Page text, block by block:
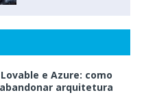
e Azure: como
arquitetura